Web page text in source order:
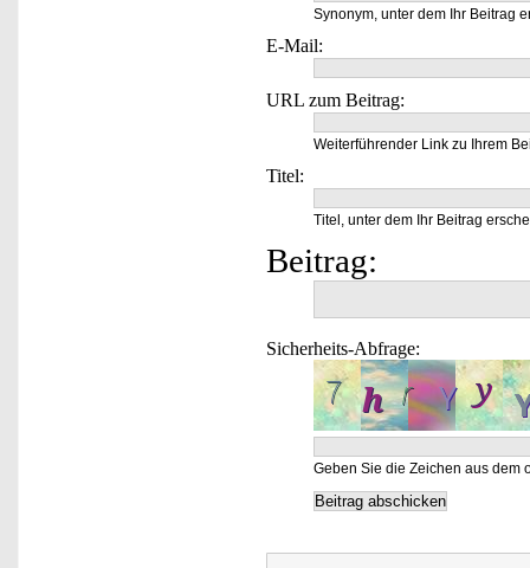
Synonym, unter dem Ihr Beitrag
E-Mail:
URL zum Beitrag:
Weiterführender Link zu Ihrem
Titel:
Titel, unter dem Ihr Beitrag
Beitrag:
Sicherheits-Abfrage:
Geben Sie die Zeichen aus dem